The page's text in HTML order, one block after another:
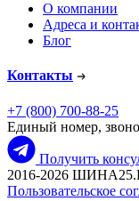
О компании
Адреса и
Блог
Контакты
+7 (800) 700-88-25
Единый номер,
Получить
2016-2026
Пользовательское